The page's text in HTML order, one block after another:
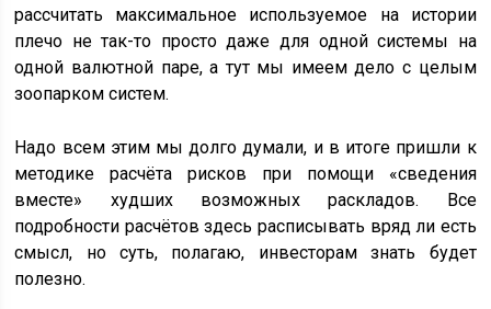
рассчитать максимальное используемое на истории
плечо не так-то просто даже для одной системы на
одной валютной паре, а тут мы имеем дело с целым
зоопарком систем.
Надо всем этим мы долго думали, и в итоге пришли к
методике расчёта рисков при помощи «сведения
вместе» худших возможных раскладов. Все
подробности расчётов здесь расписывать вряд ли есть
смысл, но суть, полагаю, инвесторам знать будет
полезно.